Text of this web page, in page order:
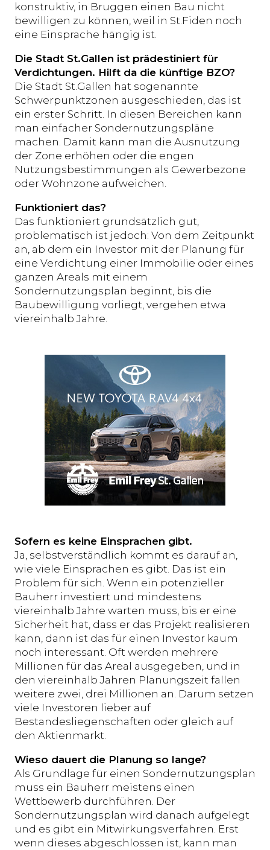
konstruktiv, in Bruggen einen Bau nicht
bewilligen zu können, weil in St.Fiden noch
eine Einsprache hängig ist.
Die Stadt St.Gallen ist prädestiniert für
Verdichtungen. Hilft da die künftige BZO?
Die Stadt St.Gallen hat sogenannte
Schwerpunktzonen ausgeschieden, das ist
ein erster Schritt. In diesen Bereichen kann
man einfacher Sondernutzungspläne
machen. Damit kann man die Ausnutzung
der Zone erhöhen oder die engen
Nutzungsbestimmungen als Gewerbezone
oder Wohnzone aufweichen.
Funktioniert das?
Das funktioniert grundsätzlich gut,
problematisch ist jedoch: Von dem Zeitpunkt
an, ab dem ein Investor mit der Planung für
eine Verdichtung einer Immobilie oder eines
ganzen Areals mit einem
Sondernutzungsplan beginnt, bis die
Baubewilligung vorliegt, vergehen etwa
viereinhalb Jahre.
Sofern es keine Einsprachen gibt.
Ja, selbstverständlich kommt es darauf an,
wie viele Einsprachen es gibt. Das ist ein
Problem für sich. Wenn ein potenzieller
Bauherr investiert und mindestens
viereinhalb Jahre warten muss, bis er eine
Sicherheit hat, dass er das Projekt realisieren
kann, dann ist das für einen Investor kaum
noch interessant. Oft werden mehrere
Millionen für das Areal ausgegeben, und in
den viereinhalb Jahren Planungszeit fallen
weitere zwei, drei Millionen an. Darum setzen
viele Investoren lieber auf
Bestandesliegenschaften oder gleich auf
den Aktienmarkt.
Wieso dauert die Planung so lange?
Als Grundlage für einen Sondernutzungsplan
muss ein Bauherr meistens einen
Wettbewerb durchführen. Der
Sondernutzungsplan wird danach aufgelegt
und es gibt ein Mitwirkungsverfahren. Erst
wenn dieses abgeschlossen ist, kann man